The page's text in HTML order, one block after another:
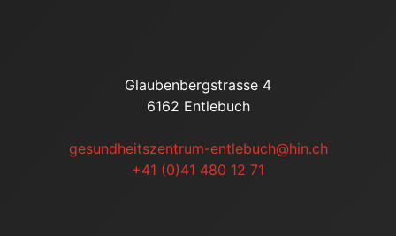
Glaubenbergstrasse 4
6162 Entlebuch
gesundheitszentrum-entlebuch@hin.ch
+41 (0)41 480 12 71